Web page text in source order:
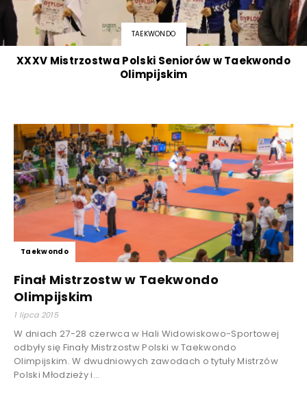
TAEKWONDO
XXXV Mistrzostwa Polski Seniorów w Taekwondo
Olimpijskim
Taekwondo
Finał Mistrzostw w Taekwondo
Olimpijskim
1 lipca 2015
W dniach 27-28 czerwca w Hali Widowiskowo-Sportowej
odbyły się Finały Mistrzostw Polski w Taekwondo
Olimpijskim. W dwudniowych zawodach o tytuły Mistrzów
Polski Młodzieży i...